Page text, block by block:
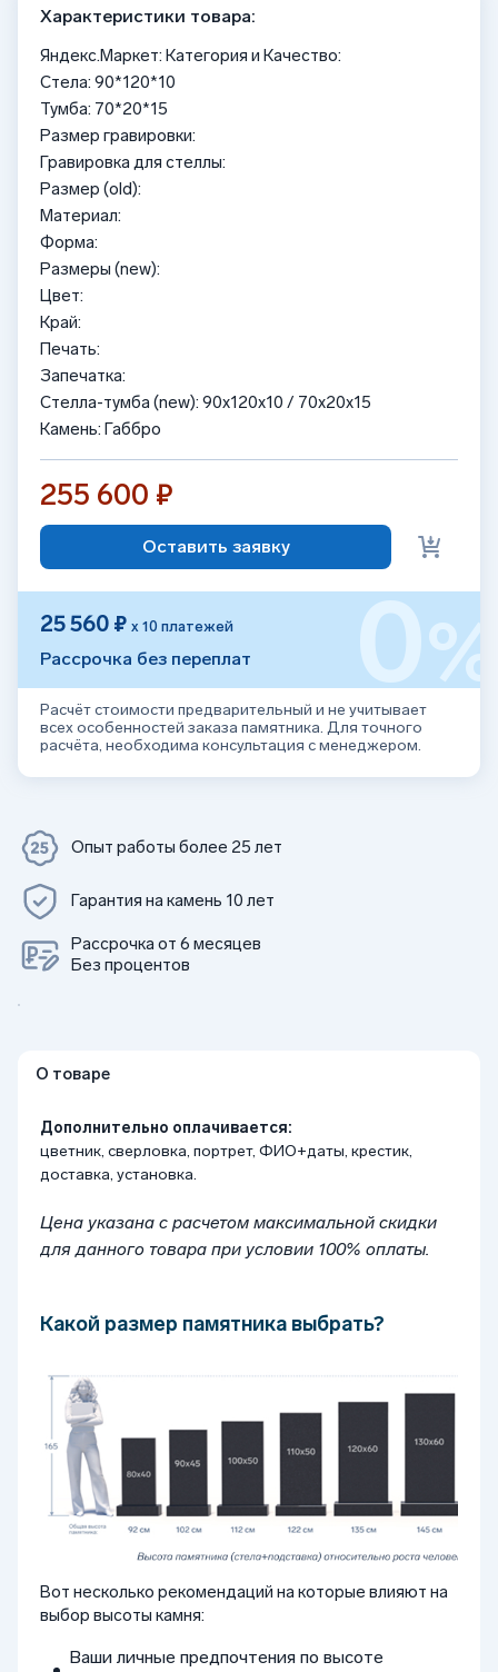
Характеристики товара:
Яндекс.Маркет: Категория и Качество:
Стела: 90*120*10
Тумба: 70*20*15
Размер гравировки:
Гравировка для стеллы:
Размер (old):
Материал:
Форма:
Размеры (new):
Цвет:
Край:
Печать:
Запечатка:
Стелла-тумба (new): 90x120x10 / 70х20х15
Камень: Габбро
255 600 ₽
Оставить заявку
25 560 ₽ х 10 платежей
Рассрочка без переплат 0%
Расчёт стоимости предварительный и не учитывает
всех особенностей заказа памятника. Для точного
расчёта, необходима консультация с менеджером.
Опыт работы более 25 лет
Гарантия на камень 10 лет
Рассрочка от 6 месяцев
Без процентов
О товаре
Дополнительно оплачивается:
цветник, сверловка, портрет, ФИО+даты, крестик,
доставка, установка.
Цена указана с расчетом максимальной скидки
для данного товара при условии 100% оплаты.
Какой размер памятника выбрать?
Вот несколько рекомендаций на которые влияют на
выбор высоты камня:
Ваши личные предпочтения по высоте